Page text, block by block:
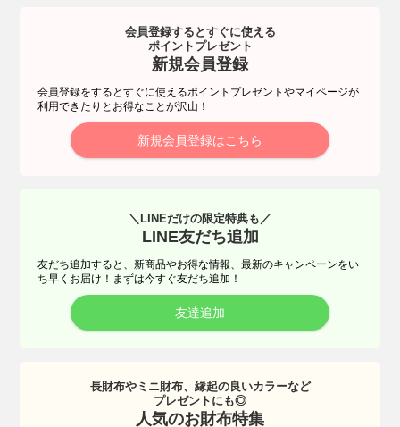
会員登録するとすぐに使える
ポイントプレゼント
新規会員登録
会員登録をするとすぐに使えるポイントプレゼントやマイページが
利用できたりとお得なことが沢山！
新規会員登録はこちら
＼LINEだけの限定特典も／
LINE友だち追加
友だち追加すると、新商品やお得な情報、最新のキャンペーンをい
ち早くお届け！まずは今すぐ友だち追加！
友達追加
長財布やミニ財布、縁起の良いカラーなど
プレゼントにも◎
人気のお財布特集